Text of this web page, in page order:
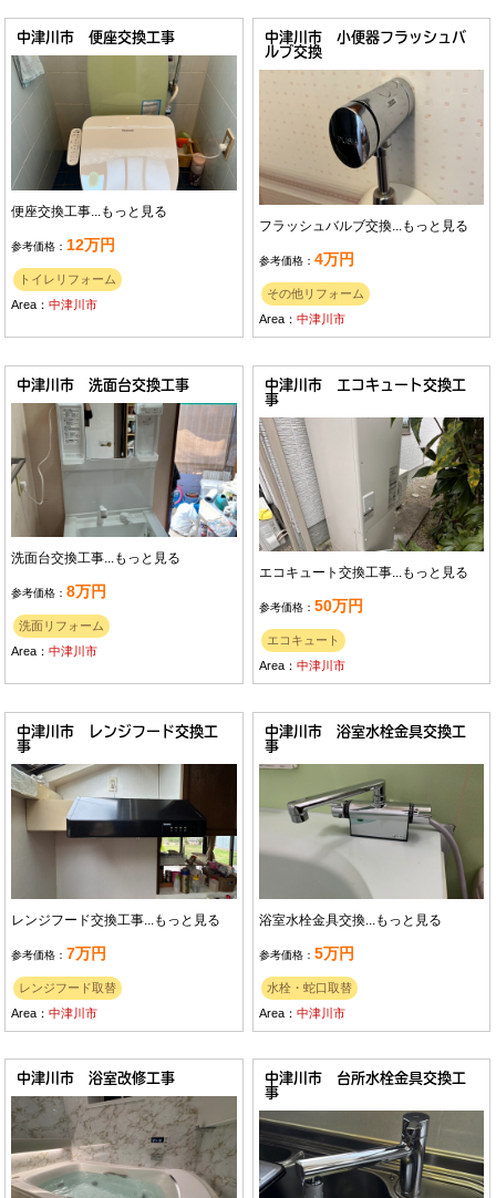
中津川市 便座交換工事
便座交換工事...もっと見る
参考価格： 12万円
トイレリフォーム
Area：中津川市
中津川市 小便器フラッシュバ
ルブ交換
フラッシュバルブ交換...もっと見る
参考価格：4万円
その他リフォーム
Area：中津川市
中津川市 洗面台交換工事
洗面台交換工事...もっと見る
参考価格：8万円
洗面リフォーム
Area：中津川市
中津川市 エコキュート交換工
事
エコキュート交換工事...もっと見る
参考価格：50万円
エコキュート
Area：中津川市
中津川市 レンジフード交換工
事
レンジフード交換工事... もっと見る
参考価格： 7万円
レンジフード取替
Area：中津川市
中津川市 浴室水栓金具交換工
事
浴室水栓金具交換... もっと見る
参考価格：5万円
水栓・蛇口取替
Area：中津川市
中津川市 浴室改修工事
中津川市 台所水栓金具交換工
事